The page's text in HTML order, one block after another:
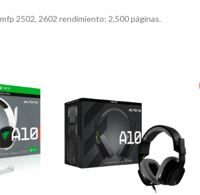
2502, 2602 rendimiento: 2,500 páginas.